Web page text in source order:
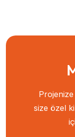
size özel